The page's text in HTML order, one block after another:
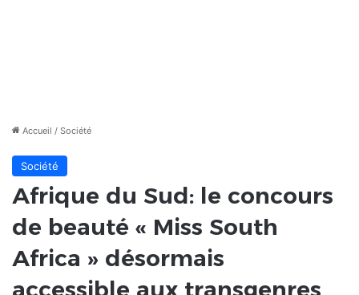
Accueil / Société
Société
Afrique du Sud: le concours
de beauté « Miss South
Africa » désormais